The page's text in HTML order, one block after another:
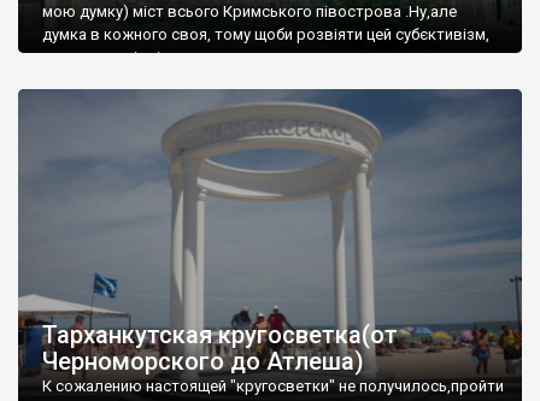
мою думку) міст всього Кримського півострова .Ну,але
думка в кожного своя, тому щоби розвіяти цей субєктивізм,
запрошую відвідати це
Тарханкутская кругосветка(от
Черноморского до Атлеша)
К сожалению настоящей "кругосветки" не получилось,пройти